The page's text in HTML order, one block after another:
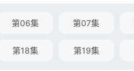
第06集 第07集
第18集 第19集